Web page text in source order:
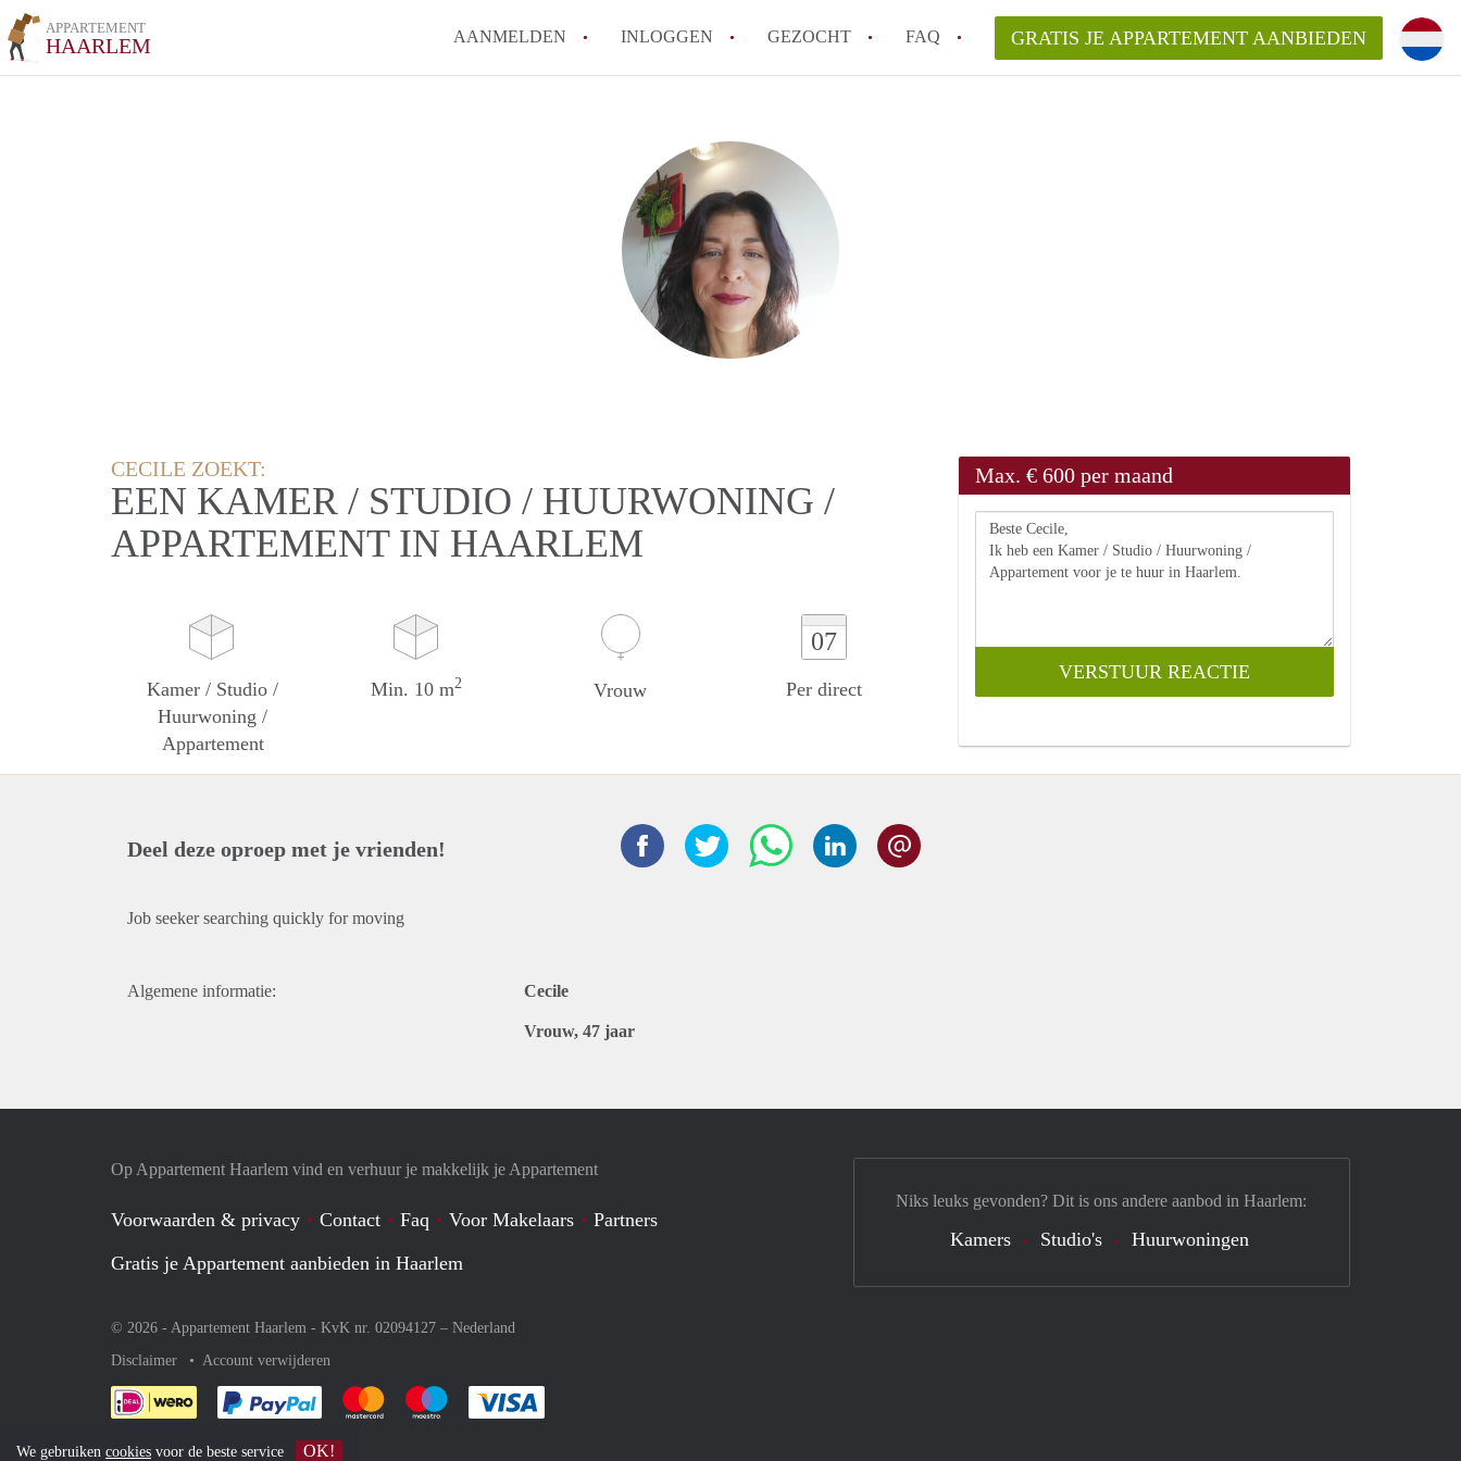
APPARTEMENT
HAARLEM AANMELDEN INLOGGEN GEZOCHT FAQ
How to translate AppartementHaarlem!
Wat is AppartementHaarlem?
Hoeveel kost het om te reageren op een Appartement in Haarlem?
Wat is de privacyverklaring van AppartementHaarlem?
Berekent AppartementHaarlem
makelaarsvergoeding/bemiddelingsvergoeding?
Alle veelgestelde vragen
GRATIS JE APPARTEMENT AANBIEDEN
CECILE ZOEKT:
EEN KAMER / STUDIO / HUURWONING /
APPARTEMENT IN HAARLEM
Kamer / Studio /
Huurwoning /
Appartement
Min. 10 m2 Vrouw
07
Per direct
Max. € 600 per maand
Deel deze oproep met je vrienden!
Job seeker searching quickly for moving
Algemene informatie: Cecile
Vrouw, 47 jaar
Op Appartement Haarlem vind en verhuur je makkelijk je Appartement
Voorwaarden & privacy Contact Faq Voor Makelaars
Partners
Gratis je Appartement aanbieden in Haarlem
© 2026 - Appartement Haarlem - KvK nr. 02094127 – Nederland
Disclaimer
Account verwijderen
Je rekent gemakkelijk af met Paypal
Je rekent gemakkelijk af met Mastercard
Je rekent gemakkelijk af met Meastro
Niks leuks gevonden? Dit is ons andere aanbod in Haarlem:
Kamers Studio's Huurwoningen
We gebruiken cookies voor de beste service OK!